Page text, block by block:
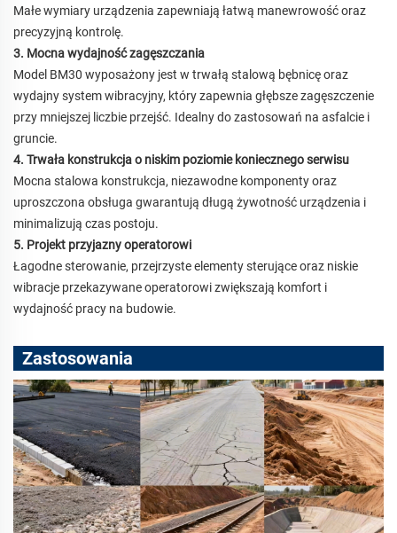
Małe wymiary urządzenia zapewniają łatwą manewrowość oraz
precyzyjną kontrolę.
3. Mocna wydajność zagęszczania
Model BM30 wyposażony jest w trwałą stalową bębnicę oraz
wydajny system wibracyjny, który zapewnia głębsze zagęszczenie
przy mniejszej liczbie przejść. Idealny do zastosowań na asfalcie i
gruncie.
4. Trwała konstrukcja o niskim poziomie koniecznego serwisu
Mocna stalowa konstrukcja, niezawodne komponenty oraz
uproszczona obsługa gwarantują długą żywotność urządzenia i
minimalizują czas postoju.
5. Projekt przyjazny operatorowi
Łagodne sterowanie, przejrzyste elementy sterujące oraz niskie
wibracje przekazywane operatorowi zwiększają komfort i
wydajność pracy na budowie.
Zastosowania